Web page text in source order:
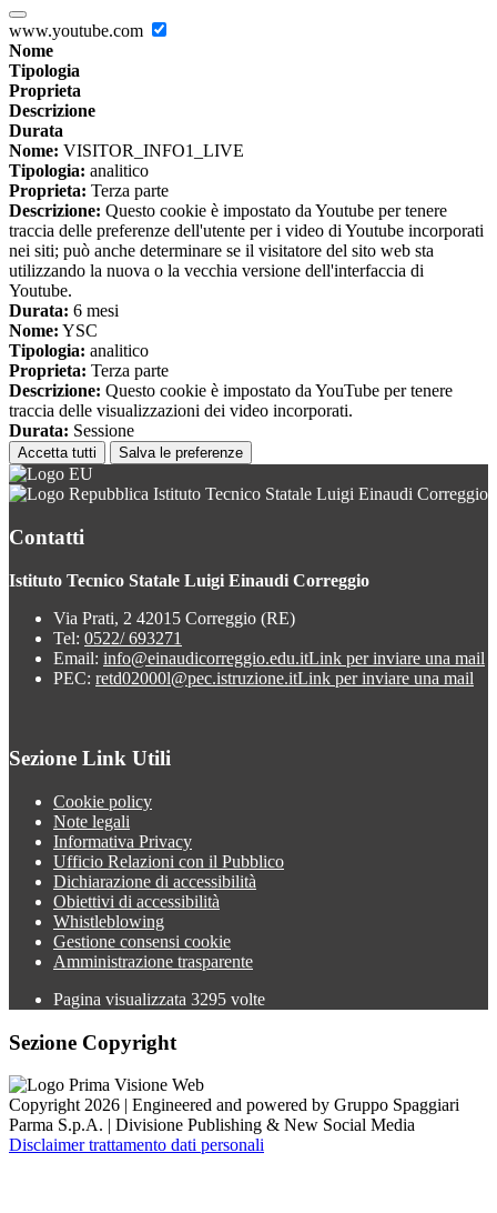
www.youtube.com
Nome
Tipologia
Proprieta
Descrizione
Durata
Nome: VISITOR_INFO1_LIVE
Tipologia: analitico
Proprieta: Terza parte
Descrizione: Questo cookie è impostato da Youtube per tenere
traccia delle preferenze dell'utente per i video di Youtube incorporati
nei siti; può anche determinare se il visitatore del sito web sta
utilizzando la nuova o la vecchia versione dell'interfaccia di
Youtube.
Durata: 6 mesi
Nome: YSC
Tipologia: analitico
Proprieta: Terza parte
Descrizione: Questo cookie è impostato da YouTube per tenere
traccia delle visualizzazioni dei video incorporati.
Durata: Sessione
Accetta tutti Salva le preferenze
Istituto Tecnico Statale Luigi Einaudi Correggio
Contatti
Istituto Tecnico Statale Luigi Einaudi Correggio
Via Prati, 2 42015 Correggio (RE)
Tel: 0522/ 693271
Email: info@einaudicorreggio.edu.itLink per inviare una mail
PEC: retd02000l@pec.istruzione.itLink per inviare una mail
Sezione Link Utili
Cookie policy
Note legali
Informativa Privacy
Ufficio Relazioni con il Pubblico
Dichiarazione di accessibilità
Obiettivi di accessibilità
Whistleblowing
Gestione consensi cookie
Amministrazione trasparente
Pagina visualizzata 3295 volte
Sezione Copyright
Copyright 2026 | Engineered and powered by Gruppo Spaggiari
Parma S.p.A. | Divisione Publishing & New Social Media
Disclaimer trattamento dati personali